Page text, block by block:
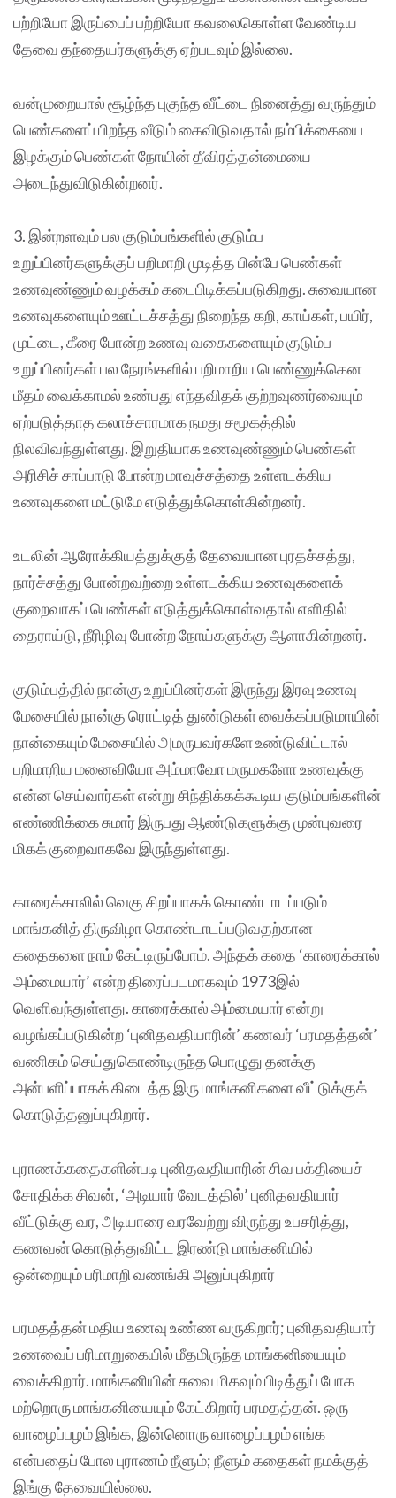
பற்றியோ இருப்பைப் பற்றியோ கவலைகொள்ள வேண்டிய
தேவை தந்தையர்களுக்கு ஏற்படவும் இல்லை.
வன்முறையால் சூழ்ந்த புகுந்த வீட்டை நினைத்து வருந்தும்
பெண்களைப் பிறந்த வீடும் கைவிடுவதால் நம்பிக்கையை
இழக்கும் பெண்கள் நோயின் தீவிரத்தன்மையை
அடைந்துவிடுகின்றனர்.
3. இன்றளவும் பல குடும்பங்களில் குடும்ப
உறுப்பினர்களுக்குப் பறிமாறி முடித்த பின்பே பெண்கள்
உணவுண்ணும் வழக்கம் கடைபிடிக்கப்படுகிறது. சுவையான
உணவுகளையும் ஊட்டச்சத்து நிறைந்த கறி, காய்கள், பயிர்,
முட்டை, கீரை போன்ற உணவு வகைகளையும் குடும்ப
உறுப்பினர்கள் பல நேரங்களில் பறிமாறிய பெண்ணுக்கென
மீதம் வைக்காமல் உண்பது எந்தவிதக் குற்றவுணர்வையும்
ஏற்படுத்தாத கலாச்சாரமாக நமது சமூகத்தில்
நிலவிவந்துள்ளது. இறுதியாக உணவுண்ணும் பெண்கள்
அரிசிச் சாப்பாடு போன்ற மாவுச்சத்தை உள்ளடக்கிய
உணவுகளை மட்டுமே எடுத்துக்கொள்கின்றனர்.
உடலின் ஆரோக்கியத்துக்குத் தேவையான புரதச்சத்து,
நார்ச்சத்து போன்றவற்றை உள்ளடக்கிய உணவுகளைக்
குறைவாகப் பெண்கள் எடுத்துக்கொள்வதால் எளிதில்
தைராய்டு, நீரிழிவு போன்ற நோய்களுக்கு ஆளாகின்றனர்.
குடும்பத்தில் நான்கு உறுப்பினர்கள் இருந்து இரவு உணவு
மேசையில் நான்கு ரொட்டித் துண்டுகள் வைக்கப்படுமாயின்
நான்கையும் மேசையில் அமருபவர்களே உண்டுவிட்டால்
பறிமாறிய மனைவியோ அம்மாவோ மருமகளோ உணவுக்கு
என்ன செய்வார்கள் என்று சிந்திக்கக்கூடிய குடும்பங்களின்
எண்ணிக்கை சுமார் இருபது ஆண்டுகளுக்கு முன்புவரை
மிகக் குறைவாகவே இருந்துள்ளது.
காரைக்காலில் வெகு சிறப்பாகக் கொண்டாடப்படும்
மாங்கனித் திருவிழா கொண்டாடப்படுவதற்கான
கதைகளை நாம் கேட்டிருப்போம். அந்தக் கதை ‘காரைக்கால்
அம்மையார்’ என்ற திரைப்படமாகவும் 1973இல்
வெளிவந்துள்ளது. காரைக்கால் அம்மையார் என்று
வழங்கப்படுகின்ற ‘புனிதவதியாரின்’ கணவர் ‘பரமதத்தன்’
வணிகம் செய்துகொண்டிருந்த பொழுது தனக்கு
அன்பளிப்பாகக் கிடைத்த இரு மாங்கனிகளை வீட்டுக்குக்
கொடுத்தனுப்புகிறார்.
புராணக்கதைகளின்படி புனிதவதியாரின் சிவ பக்தியைச்
சோதிக்க சிவன், ‘அடியார் வேடத்தில்’ புனிதவதியார்
வீட்டுக்கு வர, அடியாரை வரவேற்று விருந்து உபசரித்து,
கணவன் கொடுத்துவிட்ட இரண்டு மாங்கனியில்
ஒன்றையும் பரிமாறி வணங்கி அனுப்புகிறார்
பரமதத்தன் மதிய உணவு உண்ண வருகிறார்; புனிதவதியார்
உணவைப் பரிமாறுகையில் மீதமிருந்த மாங்கனியையும்
வைக்கிறார். மாங்கனியின் சுவை மிகவும் பிடித்துப் போக
மற்றொரு மாங்கனியையும் கேட்கிறார் பரமதத்தன். ஒரு
வாழைப்பழம் இங்க, இன்னொரு வாழைப்பழம் எங்க
என்பதைப் போல புராணம் நீளும்; நீளும் கதைகள் நமக்குத்
இங்கு தேவையில்லை.